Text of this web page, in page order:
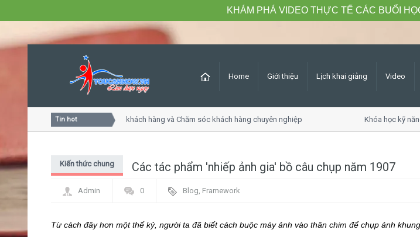
Home Giới thiệu Lịch khai giảng Video
Tin hot
Khóa học Tư duy dịch vụ khách hàng và Chăm sóc khách hàng chuyên nghiệp Khóa học kỹ
Các tác phẩm 'nhiếp ảnh gia' bồ câu chụp năm 1907
Kiến thức chung
Admin 0 Blog, Framework
Từ cách đây hơn một thế kỷ, người ta đã biết cách buộc máy ảnh vào thân chim để chụp ảnh
KHÁM PHÁ VIDEO THỰC TẾ CÁC BUỔI